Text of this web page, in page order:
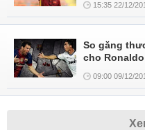
15:35 22/12/
So găng
cho Ronaldo
09:00 09/12/